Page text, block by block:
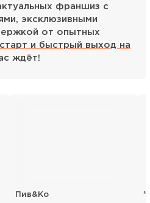
франшиз с
эксклюзивными
от опытных
и быстрый выход на
ждёт!
Пив&Ко